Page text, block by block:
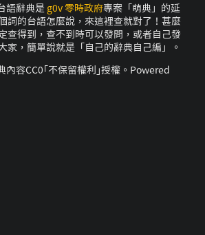
語辭典是 g0v 零時政府專案「萌典」的延
詞的台語怎麼說，來這裡查就對了！甚麼
查得到，查不到時可以發問，或者自己發
家，簡單說就是「自己的辭典自己編」。
內容CC0｢不保留權利｣授權。Powered